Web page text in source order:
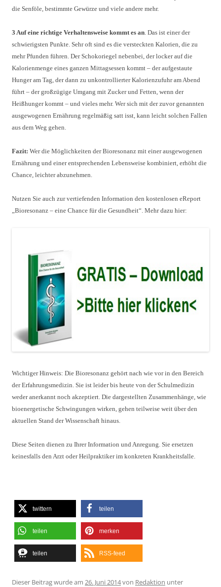
die Senföle, bestimmte Gewürze und viele andere mehr.
3 Auf eine richtige Verhaltensweise kommt es an . Das ist einer der
schwierigsten Punkte. Sehr oft sind es die versteckten Kalorien, die zu
mehr Pfunden führen. Der Schokoriegel nebenbei, der locker auf die
Kalorienmenge eines ganzen Mittagsessen kommt – der aufgestaute
Hunger am Tag, der dann zu unkontrollierter Kalorienzufuhr am Abend
führt – der großzügige Umgang mit Zucker und Fetten, wenn der
Heißhunger kommt – und vieles mehr. Wer sich mit der zuvor genannten
ausgewogenen Ernährung regelmäßig satt isst, kann leicht solchen Fallen
aus dem Weg gehen.
Fazit: Wer die Möglichkeiten der Bioresonanz mit einer ausgewogenen
Ernährung und einer entsprechenden Lebensweise kombiniert, erhöht die
Chance, leichter abzunehmen.
Nutzen Sie auch zur vertiefenden Information den kostenlosen eReport
„Bioresonanz – eine Chance für die Gesundheit“. Mehr dazu hier:
Wichtiger Hinweis: Die Bioresonanz gehört nach wie vor in den Bereich
der Erfahrungsmedizin. Sie ist leider bis heute von der Schulmedizin
weder anerkannt noch akzeptiert. Die dargestellten Zusammenhänge, wie
bioenergetische Schwingungen wirken, gehen teilweise weit über den
aktuellen Stand der Wissenschaft hinaus.
Diese Seiten dienen zu Ihrer Information und Anregung. Sie ersetzen
keinesfalls den Arzt oder Heilpraktiker im konkreten Krankheitsfalle.
twittern teilen
teilen merken
teilen RSS-feed
Dieser Beitrag wurde am 26. Juni 2014von Redaktion unter